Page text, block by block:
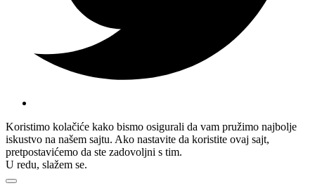
Koristimo kolačiće kako bismo osigurali da vam pružimo najbolje
iskustvo na našem sajtu. Ako nastavite da koristite ovaj sajt,
pretpostavićemo da ste zadovoljni s tim.
U redu, slažem se.